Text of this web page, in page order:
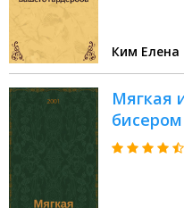
Ким Елена
Мягкая
бисером